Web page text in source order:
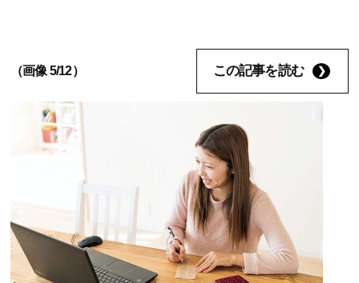
（画像 5/12） この記事を読む